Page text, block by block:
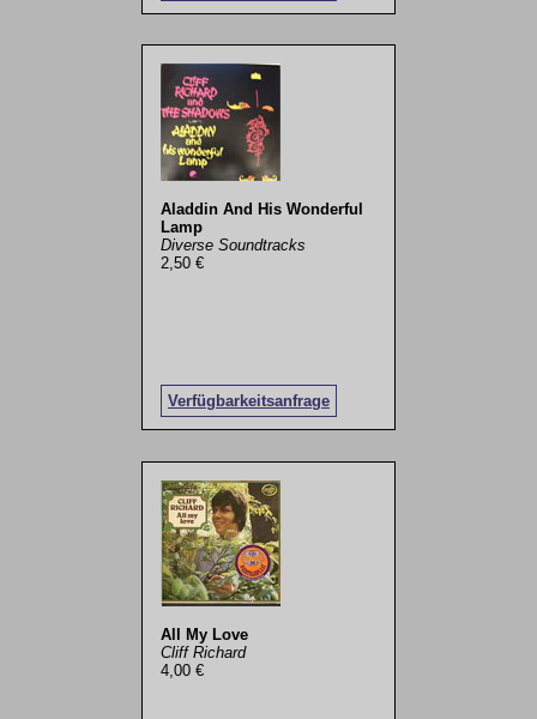
Aladdin And His Wonderful
Lamp
Diverse Soundtracks
2,50 €
Verfügbarkeitsanfrage
All My Love
Cliff Richard
4,00 €